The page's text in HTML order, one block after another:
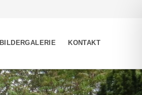
BILDERGALERIE KONTAKT